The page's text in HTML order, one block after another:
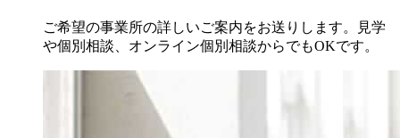
ご希望の事業所の詳しいご案内をお送りします。見学
や個別相談、オンライン個別相談からでもOKです。